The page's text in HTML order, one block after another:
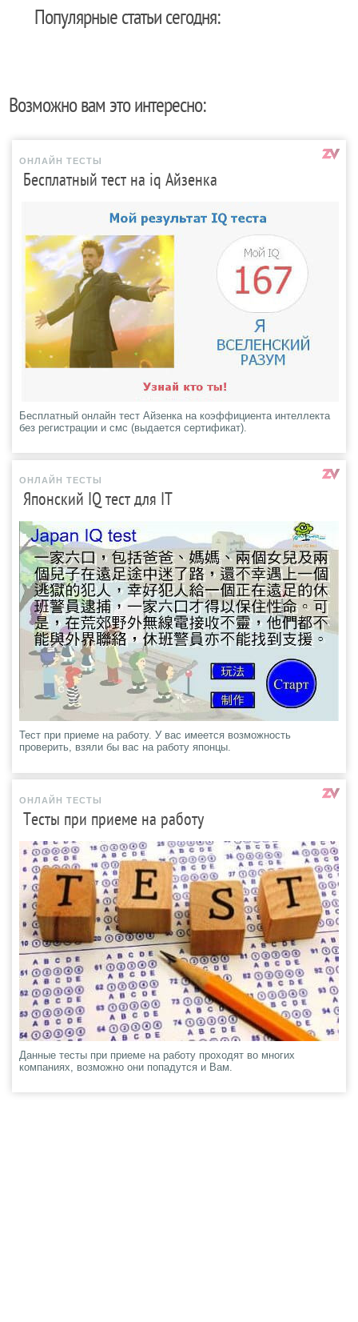
Популярные статьи сегодня:
Возможно вам это интересно:
ОНЛАЙН ТЕСТЫ
Бесплатный тест на iq Айзенка
Бесплатный онлайн тест Айзенка на коэффициента интеллекта
без регистрации и смс (выдается сертификат).
ОНЛАЙН ТЕСТЫ
Японский IQ тест для IT
Тест при приеме на работу. У вас имеется возможность
проверить, взяли бы вас на работу японцы.
ОНЛАЙН ТЕСТЫ
Тесты при приеме на работу
Данные тесты при приеме на работу проходят во многих
компаниях, возможно они попадутся и Вам.